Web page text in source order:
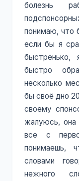
болезнь
понимаю, что
если бы я
быстренько,
быстро
несколько
бы своё дно
своему
жалуюсь, она
все с
понимаешь,
словами
нежного